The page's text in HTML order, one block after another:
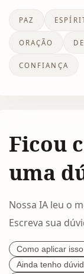
PAZ
ORAÇÃO
CONFIANÇA
Ficou
uma
Nossa IA leu o
Escreva sua
Como aplicar
Ainda tenho